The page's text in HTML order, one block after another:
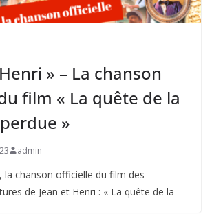
» – La chanson
film « La quête de la
»
admin
la chanson officielle du film des
de Jean et Henri : « La quête de la